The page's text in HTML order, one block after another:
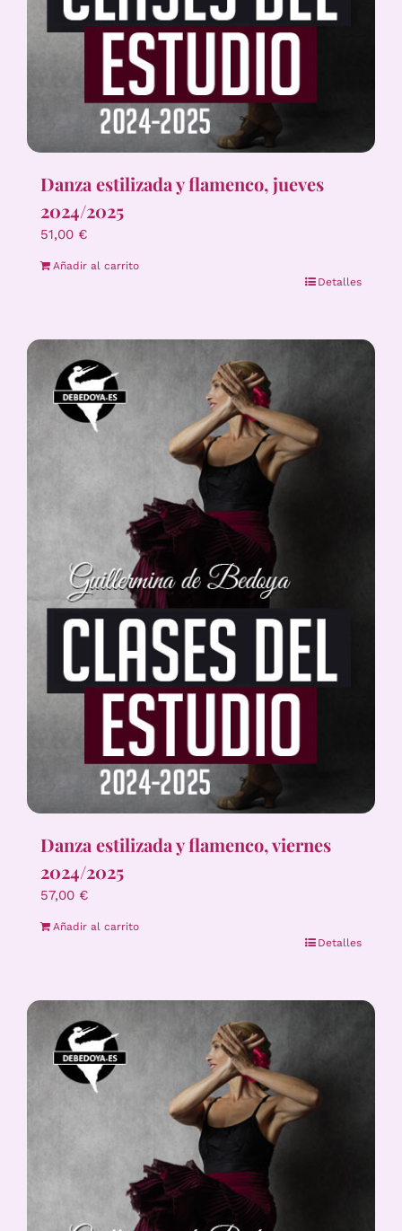
Danza estilizada y flamenco, jueves
2024/2025
51,00 €
Añadir al carrito
Detalles
Danza estilizada y flamenco, viernes
2024/2025
57,00 €
Añadir al carrito
Detalles